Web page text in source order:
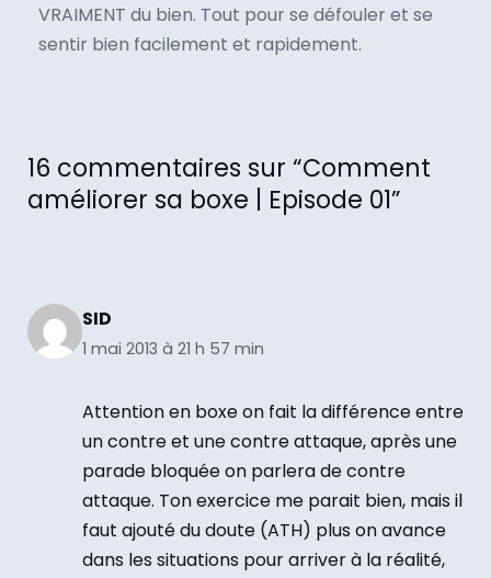
VRAIMENT du bien. Tout pour se défouler et se
sentir bien facilement et rapidement.
16 commentaires sur “Comment
améliorer sa boxe | Episode 01”
SID
1 mai 2013 à 21 h 57 min
Attention en boxe on fait la différence entre
un contre et une contre attaque, après une
parade bloquée on parlera de contre
attaque. Ton exercice me parait bien, mais il
faut ajouté du doute (ATH) plus on avance
dans les situations pour arriver à la réalité,